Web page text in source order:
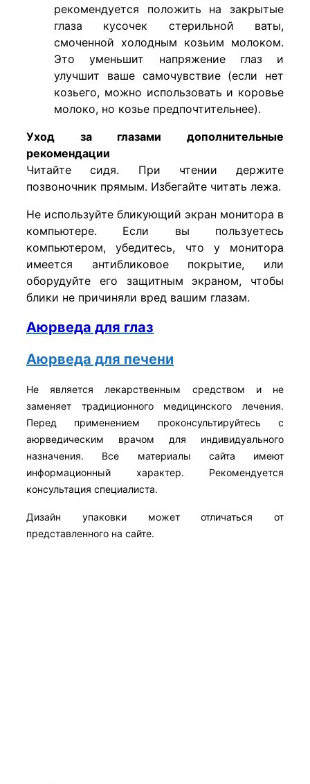
рекомендуется положить на закрытые
глаза кусочек стерильной ваты,
смоченной холодным козьим молоком.
Это уменьшит напряжение глаз и
улучшит ваше самочувствие (если нет
козьего, можно использовать и коровье
молоко, но козье предпочтительнее).
Уход за глазами дополнительные
рекомендации
Читайте сидя. При чтении держите
позвоночник прямым. Избегайте читать лежа.
Не используйте бликующий экран монитора в
компьютере. Если вы пользуетесь
компьютером, убедитесь, что у монитора
имеется антибликовое покрытие, или
оборудуйте его защитным экраном, чтобы
блики не причиняли вред вашим глазам.
Аюрведа для глаз
Аюрведа для печени
Не является лекарственным средством и не
заменяет традиционного медицинского лечения.
Перед применением проконсультируйтесь с
аюрведическим врачом для индивидуального
назначения. Все материалы сайта имеют
информационный характер. Рекомендуется
консультация специалиста.
Дизайн упаковки может отличаться от
представленного на сайте.